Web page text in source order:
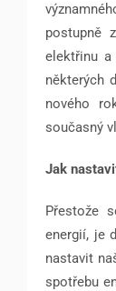
postupně
elektřinu a
některých
nového
současný
Jak
Přestože
energií, je
nastavit
spotřebu